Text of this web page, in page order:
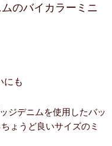
のバイカラーミニ
にも
ジデニムを使用したバッ
ょうど良いサイズのミ